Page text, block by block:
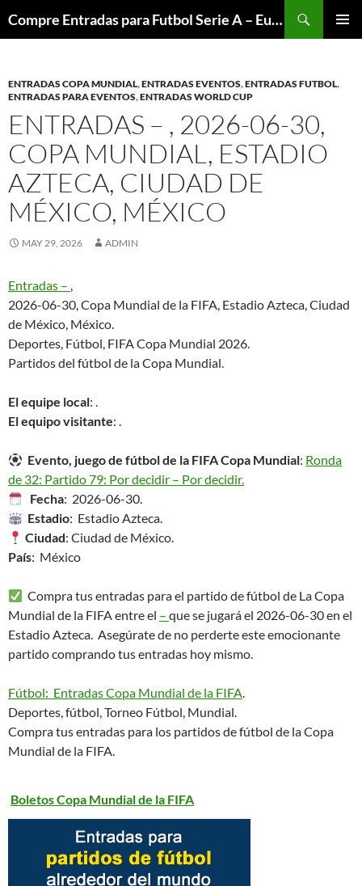
to
Compre Entradas para Futbol Serie A – Europa League – Premier League – Bundesliga
ENTRADAS COPA MUNDIAL,ENTRADAS EVENTOS,ENTRADAS FUTBOL,
ENTRADAS PARA EVENTOS,ENTRADAS WORLD CUP
ENTRADAS – , 2026-06-30,
COPA MUNDIAL, ESTADIO
AZTECA, CIUDAD DE
MÉXICO, MÉXICO
MAY 29, 2026 ADMIN
Entradas – ,
2026-06-30, Copa Mundial de la FIFA, Estadio Azteca, Ciudad
de México, México.
Deportes, Fútbol, FIFA Copa Mundial 2026.
Partidos del fútbol de la Copa Mundial.
El equipe local: .
El equipo visitante: .
Evento, juego de fútbol de la FIFA Copa Mundial: Ronda
de 32: Partido 79: Por decidir – Por decidir.
Fecha: 2026-06-30.
Estadio: Estadio Azteca.
Ciudad: Ciudad de México.
País: México
Compra tus entradas para el partido de fútbol de La Copa
Mundial de la FIFA entre el – que se jugará el 2026-06-30 en el
Estadio Azteca. Asegúrate de no perderte este emocionante
partido comprando tus entradas hoy mismo.
Fútbol: Entradas Copa Mundial de la FIFA.
Deportes, fútbol, Torneo Fútbol, Mundial.
Compra tus entradas para los partidos de fútbol de la Copa
Mundial de la FIFA.
Boletos Copa Mundial de la FIFA